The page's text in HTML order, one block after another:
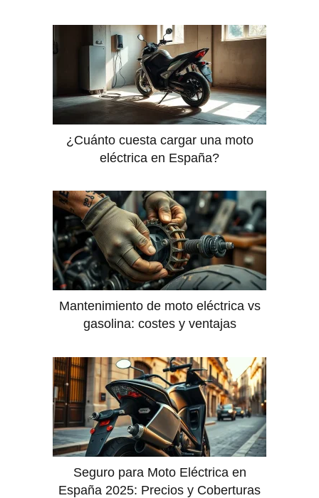
¿Cuánto cuesta cargar una moto
eléctrica en España?
Mantenimiento de moto eléctrica vs
gasolina: costes y ventajas
Seguro para Moto Eléctrica en
España 2025: Precios y Coberturas